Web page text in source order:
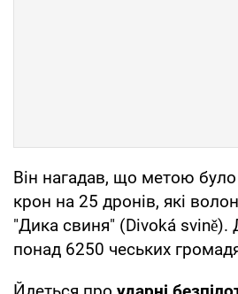
Він нагадав, що метою
крон на 25 дронів, які
"Дика свиня" (Divoká
понад 6250 чеських